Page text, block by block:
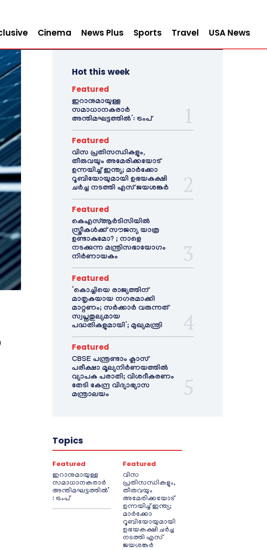
Cinema News Plus Sports Travel USA News
Hot this week
Featured
ഇറാനുമായുള്ള
സമാധാനകരാർ
അന്തിമഘട്ടത്തിൽ‌’: ട്രംപ്
Featured
വിസ പ്രതിസന്ധികളും,
തീരുവയും അമേരിക്കയോട്
ഉന്നയിച്ച് ഇന്ത്യ; മാർക്കോ
റൂബിയോയുമായി ഉഭയകക്ഷി
ചർച്ച നടത്തി എസ് ജയശങ്കർ
Featured
കെഎസ്ആർടിസിയിൽ
സ്ത്രീകൾക്ക് സൗജന്യ യാത്ര
ഉണ്ടാകുമോ? ; നാളെ
നടക്കുന്ന മന്ത്രിസഭായോഗം
നിർണായകം
Featured
‘കൊച്ചിയെ രാജ്യത്തിന്
മാതൃകയായ നഗരമാക്കി
മാറ്റണം; സർക്കാർ വരുന്നത്
സ്വപ്നതുല്യമായ
പദ്ധതികളുമായി’; മുഖ്യമന്ത്രി
Featured
CBSE പന്ത്രണ്ടാം ക്ലാസ്
പരീക്ഷാ മൂല്യനിർണയത്തിൽ
വ്യാപക പരാതി; വിശദീകരണം
തേടി കേന്ദ്ര വിദ്യാഭ്യാസ
മന്ത്രാലയം
Topics
Featured
ഇറാനുമായുള്ള
സമാധാനകരാർ
അന്തിമഘട്ടത്തിൽ‌’
: ട്രംപ്
Featured
വിസ
പ്രതിസന്ധികളും,
തീരുവയും
അമേരിക്കയോട്
ഉന്നയിച്ച് ഇന്ത്യ;
മാർക്കോ
റൂബിയോയുമായി
ഉഭയകക്ഷി ചർച്ച
നടത്തി എസ്
ജയശങ്കർ